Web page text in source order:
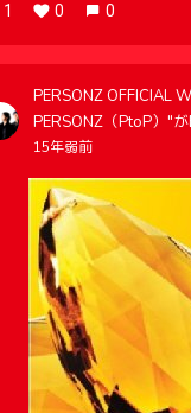
1 0 0
PERSONZ OFFICIAL
PERSONZ（PtoP）"
15年弱前